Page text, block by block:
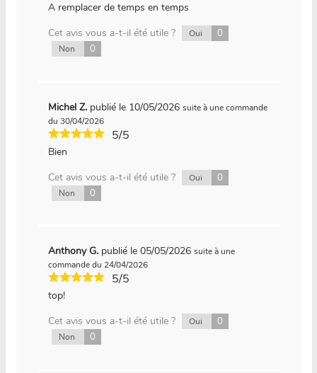
A remplacer de temps en temps
Cet avis vous a-t-il été utile ?
Oui 0
Non 0
Michel Z. publié le 10/05/2026 suite à une commande
du 30/04/2026
5/5
Bien
Cet avis vous a-t-il été utile ?
Oui 0
Non 0
Anthony G. publié le 05/05/2026 suite à une
commande du 24/04/2026
5/5
top!
Cet avis vous a-t-il été utile ?
Oui 0
Non 0